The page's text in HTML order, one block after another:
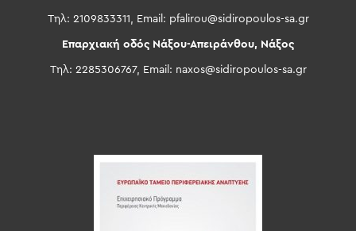
Τηλ: 2109833311, Email: pfalirou@sidiropoulos-sa.gr
Επαρχιακή οδός Νάξου-Απειράνθου, Νάξος
Τηλ: 2285306767, Email: naxos@sidiropoulos-sa.gr